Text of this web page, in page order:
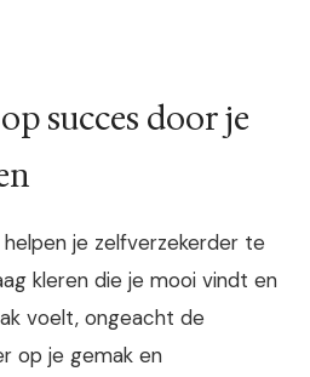
succes door je
je zelfverzekerder te
kleren die je mooi vindt en
voelt, ongeacht de
op je gemak en